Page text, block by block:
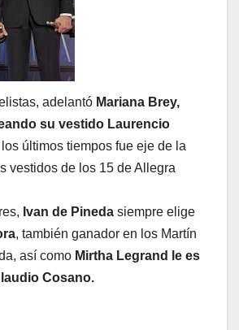
adelantó Mariana Brey,
su vestido Laurencio
últimos tiempos fue eje de la
vestidos de los 15 de Allegra
Ivan de Pineda siempre elige
, también ganador en los Martín
así como Mirtha Legrand le es
Cosano.